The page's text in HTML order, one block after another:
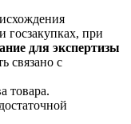
госзакупках, при
для экспертизы
связано с
товара.